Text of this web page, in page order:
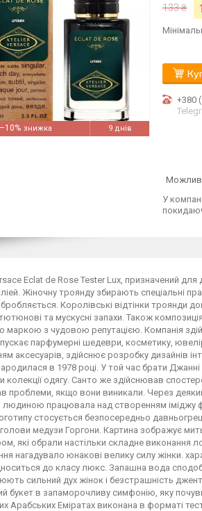
–10% 9 днів
133 ₴
+380
У
Eclat de Rose Tester Lux, призначений
Жіночну троянду збирають спеціальні
Королівські відтінки троянди
та мускусні запахи. Також
маркою з чудовою репутацією. Компанія
парфумерні шедеври, косметику,
аксесуарів, здійснює розробку дизайнів
в 1978 році. У той час брати
колекції одягу. Санто же здійснював
проблеми, якщо вони виникали. Через
працювала над створенням іміджу
стосується безпосередньо
голови медузи Горгони. Картина зображує
які обрали настільки складне виконання
нагадувало юнакові велику силу жінки.
до класу люкс. Запашна вода
сильний дух жінок і безстрашність
букет в запаморочливу симфонію, яку
Арабських Еміратах виконана в форматі